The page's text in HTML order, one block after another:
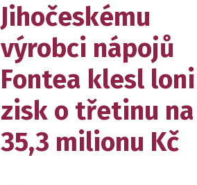
Jihočeskému
výrobci nápojů
Fontea klesl loni
zisk o třetinu na
35,3 milionu Kč